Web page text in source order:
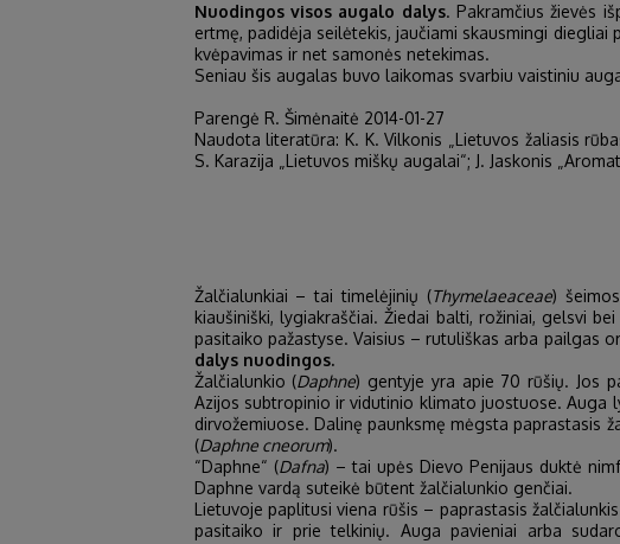
Nuodingos visos augalo dalys. Pakramčius žievės
ertmę, padidėja seilėtekis, jaučiami skausmingi
kvėpavimas ir net samonės netekimas.
Seniau šis augalas buvo laikomas svarbiu vaistiniu
Parengė R. Šimėnaitė 2014-01-27
Naudota literatūra: K. K. Vilkonis „Lietuvos žaliasis
S. Karazija „Lietuvos miškų augalai“; J. Jaskonis
Žalčialunkiai – tai timelėjinių (Thymelaeaceae)
kiaušiniški, lygiakraščiai. Žiedai balti, rožiniai, gelsvi
pasitaiko pažastyse. Vaisius – rutuliškas arba pailgas
dalys nuodingos.
Žalčialunkio (Daphne) gentyje yra apie 70 rūšių. Jos
Azijos subtropinio ir vidutinio klimato juostuose. Auga
dirvožemiuose. Dalinę paunksmę mėgsta paprastasis
(Daphne cneorum).
“Daphne“ (Dafna) – tai upės Dievo Penijaus duktė
Daphne vardą suteikė būtent žalčialunkio genčiai.
Lietuvoje paplitusi viena rūšis – paprastasis
pasitaiko ir prie telkinių. Auga pavieniai arba